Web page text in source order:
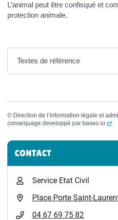
L’animal peut être confisqué et
protection animale.
Textes de référence
© Direction de l’information légale et
comarquage developpé par baseo.io
Informations
CONTACT
Service Etat Civil
Place Porte Saint-
04 67 69 75 82